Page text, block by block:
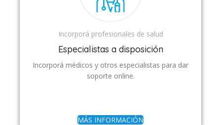
Incorporá profesionales de salud
Especialistas a disposición
Incorporá médicos y otros especialistas para dar
soporte online.
MÁS INFORMACIÓN